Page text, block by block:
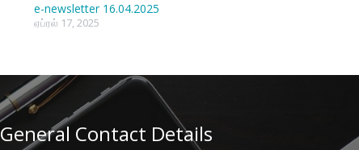
e-newsletter 16.04.2025
ஏப்ரல் 17, 2025
General Contact Details